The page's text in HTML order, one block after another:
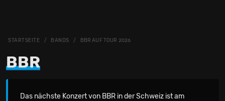
STARTSEITE BANDS BBR AUF TOUR 2026
BBR
Das nächste Konzert von BBR in der Schweiz ist am